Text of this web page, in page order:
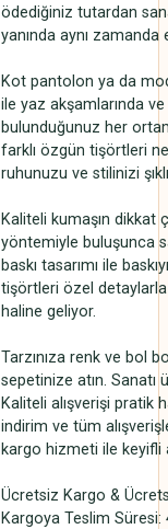
ödediğiniz tutardan
yanında aynı
Kot pantolon ya da
ile yaz akşamlarında
bulunduğunuz her
farklı özgün tişörtleri
ruhunuzu ve stilinizi
Kaliteli kumaşın dikkat
yöntemiyle buluşunca
baskı tasarımı ile
tişörtleri özel detaylarla
haline geliyor.
Tarzınıza renk ve bol
sepetinize atın. Sanatı
Kaliteli alışverişi pratik
indirim ve tüm
kargo hizmeti ile keyifli
Ücretsiz Kargo &
Kargoya Teslim